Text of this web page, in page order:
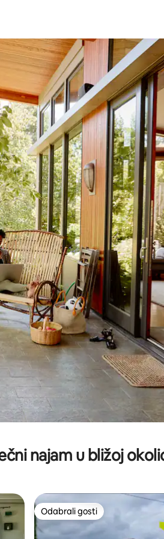
gore i prema dolje, kao i dodirom
najam u bližoj
Odabrali gosti
Odabrali gosti